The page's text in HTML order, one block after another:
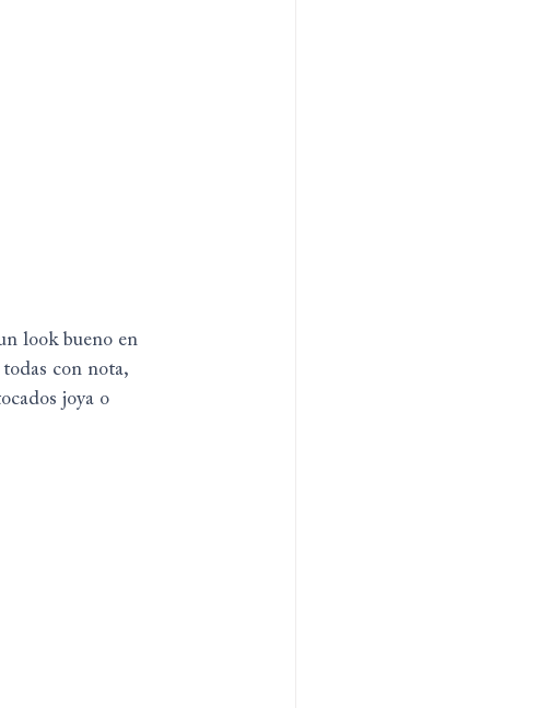
look bueno en
con nota,
joya o